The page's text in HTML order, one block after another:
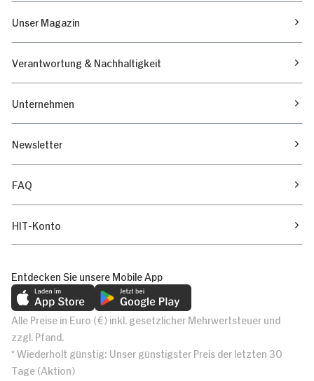
Unser Magazin
Verantwortung & Nachhaltigkeit
Unternehmen
Newsletter
FAQ
HIT-Konto
Entdecken Sie unsere Mobile App
Alle Preise in Euro (€) inkl. gesetzlicher Mehrwertsteuer und
zzgl. Pfand.
* Wiederholt günstig: Unser günstigster Preis der letzten 30
Tage (Aktion)